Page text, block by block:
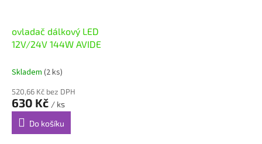
ovladač dálkový LED
12V/24V 144W AVIDE
Skladem (2 ks)
520,66 Kč bez DPH
630 Kč / ks
Do košíku